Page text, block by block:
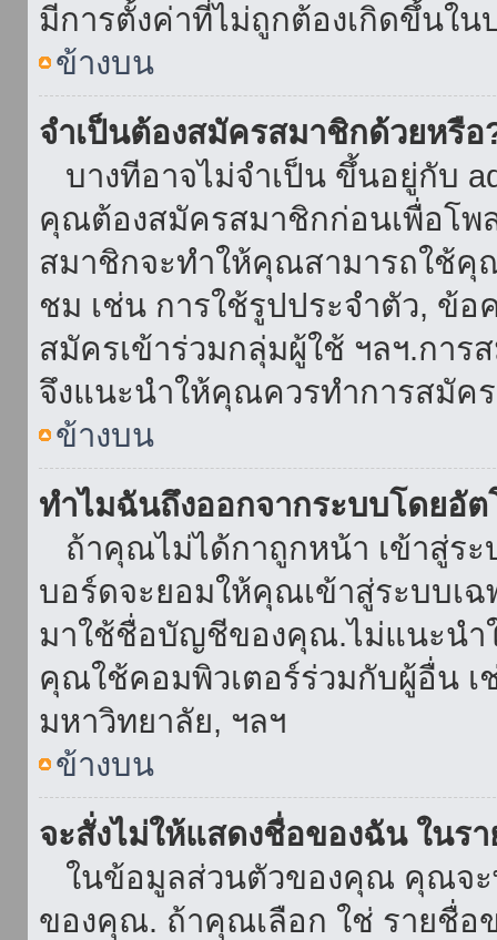
มีการตั้งค่าที่ไม่ถูกต้องเกิดขึ้นใน
ข้างบน
จำเป็นต้องสมัครสมาชิกด้วยหรือ
บางทีอาจไม่จำเป็น ขึ้นอยู่กับ
คุณต้องสมัครสมาชิกก่อนเพื่อโพ
สมาชิกจะทำให้คุณสามารถใช้คุ
ชม เช่น การใช้รูปประจำตัว, ข้อ
สมัครเข้าร่วมกลุ่มผู้ใช้ ฯลฯ.การ
จึงแนะนำให้คุณควรทำการสมัค
ข้างบน
ทำไมฉันถึงออกจากระบบโดยอั
ถ้าคุณไม่ได้กาถูกหน้า เข้าสู่ร
บอร์ดจะยอมให้คุณเข้าสู่ระบบเ
มาใช้ชื่อบัญชีของคุณ.ไม่แนะนำ
คุณใช้คอมพิวเตอร์ร่วมกับผู้อื่น เ
มหาวิทยาลัย, ฯลฯ
ข้างบน
จะสั่งไม่ให้แสดงชื่อของฉัน ในร
ในข้อมูลส่วนตัวของคุณ คุณจะ
ของคุณ. ถ้าคุณเลือก ใช่ รายชื่